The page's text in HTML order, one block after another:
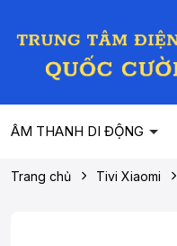
ÂM THANH DI ĐỘNG
Trang chủ Tivi Xiaomi